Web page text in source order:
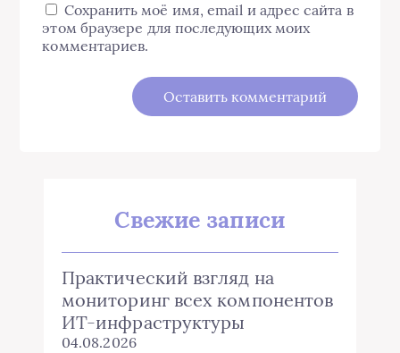
Сохранить моё имя, email и адрес сайта в
этом браузере для последующих моих
комментариев.
Свежие записи
Практический взгляд на
мониторинг всех компонентов
ИТ-инфраструктуры
04.08.2026